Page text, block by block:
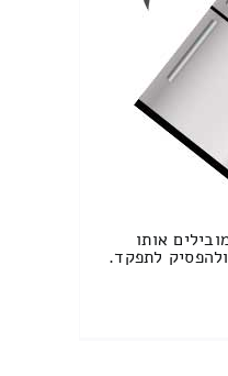
אותו
לתפקד.